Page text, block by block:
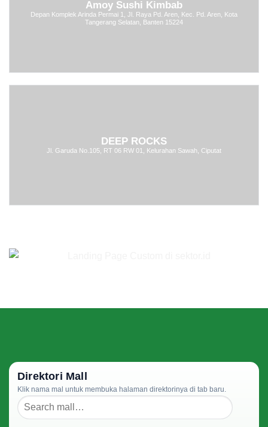
Amoy Sushi Kimbab
Depan Komplek Arinda Permai 1, Jl. Raya Pd. Aren, Kec. Pd. Aren, Kota
Tangerang Selatan, Banten 15224
DEEP ROCKS
Jl. Garuda No.105, RT 06 RW 01, Kelurahan Sawah, Ciputat
Direktori Mall
Klik nama mal untuk membuka halaman direktorinya di tab baru.